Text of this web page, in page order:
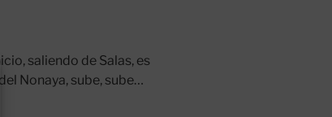
saliendo de Salas, es
Nonaya, sube, sube…